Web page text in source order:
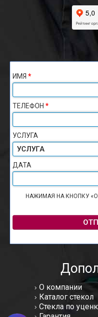
ИМЯ *
ТЕЛЕФОН *
УСЛУГА
ДАТА
НАЖИМАЯ НА КНОПКУ
О компании
Каталог стекол
Стекла по